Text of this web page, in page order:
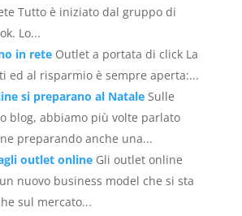
Tutto è iniziato dal gruppo di
Lo...
in rete Outlet a portata di click La
ed al risparmio è sempre aperta:...
si preparano al Natale Sulle
blog, abbiamo più volte parlato
preparando anche una...
outlet online Gli outlet online
nuovo business model che si sta
sul mercato...